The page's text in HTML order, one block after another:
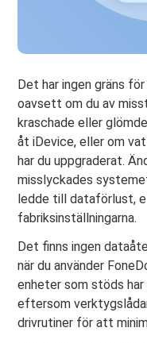
Det har ingen gräns
oavsett om du av
kraschade eller
åt iDevice, eller om
har du uppgraderat.
misslyckades
ledde till dataförlust,
fabriksinställningarna.
Det finns ingen
när du använder
enheter som stöds har
eftersom
drivrutiner för att